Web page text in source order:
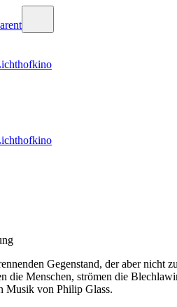
Gegenstand, der aber
die Menschen, strömen die
Musik von Philip Glass.